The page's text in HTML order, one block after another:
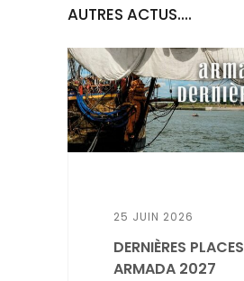
AUTRES ACTUS....
25 JUIN 2026
DERNIÈRES PLACES
ARMADA 2027